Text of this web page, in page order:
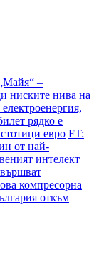
–
ниските нива на
рядко е
евро FT:
от най-
интелект
компресорна
откъм